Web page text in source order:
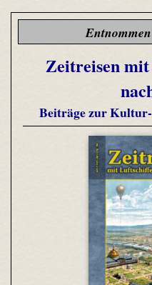
Zeitreisen
Beiträge zur